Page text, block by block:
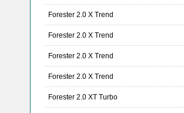
Forester 2.0 X Trend
Forester 2.0 X Trend
Forester 2.0 X Trend
Forester 2.0 X Trend
Forester 2.0 XT Turbo